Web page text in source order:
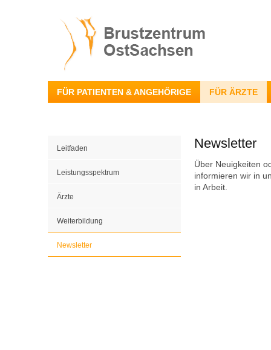
FÜR PATIENTEN & ANGEHÖRIGE FÜR ÄRZTE
Leitfaden
Leistungsspektrum
Ärzte
Weiterbildung
Newsletter
Newsletter
Über Neuigkeiten
informieren wir in
in Arbeit.